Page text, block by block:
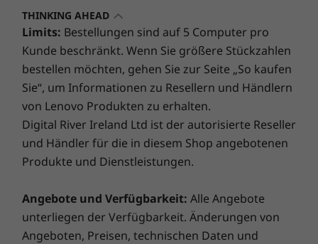
Erhalte fünf Jahre
Softwareupdate-
Support
Android™-Betriebssystem-Upgrades
Bleibe mit Android™-Betriebssystem-
Innovationen bis 2029 immer auf dem
neuesten Stand der Software-Trends.
Speicher
256 GB uMCP
Design
Gehäuse
Rückseite: Aramid
Rahmen: Kunststoff
Abmessungen
154,1 x 71,2 x 8,1 mm
THINKING AHEAD
Limits: Bestellungen sind auf 5 Computer pro
Kunde beschränkt. Wenn Sie größere Stückzahlen
bestellen möchten, gehen Sie zur Seite „So kaufen
Sie“, um Informationen zu Resellern und Händlern
von Lenovo Produkten zu erhalten.
Digital River Ireland Ltd ist der autorisierte Reseller
und Händler für die in diesem Shop angebotenen
Produkte und Dienstleistungen.
Angebote und Verfügbarkeit: Alle Angebote
unterliegen der Verfügbarkeit. Änderungen von
Angeboten, Preisen, technischen Daten und